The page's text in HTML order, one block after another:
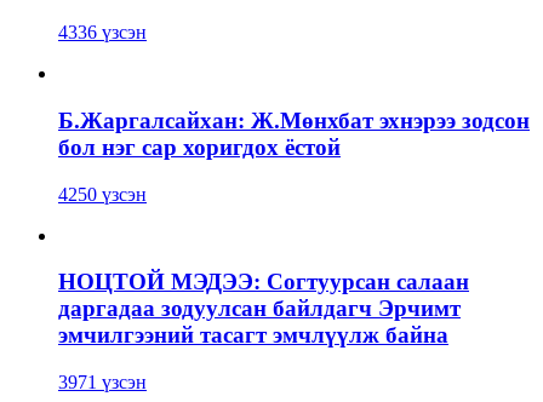
4336 үзсэн
Б.Жаргалсайхан: Ж.Мөнхбат эхнэрээ зодсон
бол нэг сар хоригдох ёстой
4250 үзсэн
НОЦТОЙ МЭДЭЭ: Согтуурсан салаан
даргадаа зодуулсан байлдагч Эрчимт
эмчилгээний тасагт эмчлүүлж байна
3971 үзсэн